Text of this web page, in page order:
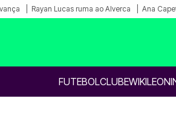
Rayan Lucas ruma ao Alverca Ana
FUTEBOLCLUBE